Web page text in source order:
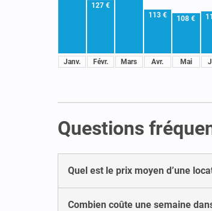
Janv.
127 €
Févr. Mars
113 €
Avr.
108 €
Mai
Questions
Quel est le prix moyen d’une
Combien coûte une semaine